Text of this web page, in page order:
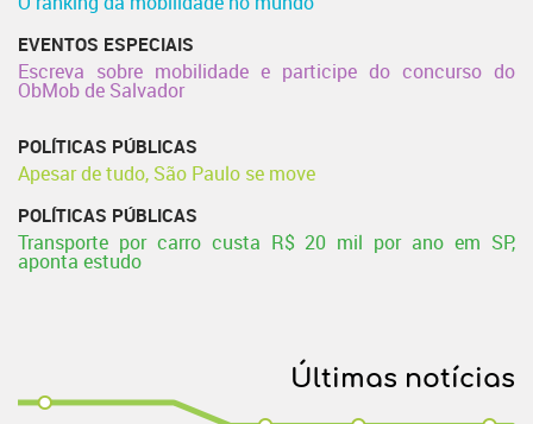
EVENTOS ESPECIAIS
Escreva sobre mobilidade e participe do concurso do
ObMob de Salvador
POLÍTICAS PÚBLICAS
Apesar de tudo, São Paulo se move
POLÍTICAS PÚBLICAS
Transporte por carro custa R$ 20 mil por ano em SP,
aponta estudo
Últimas notícias